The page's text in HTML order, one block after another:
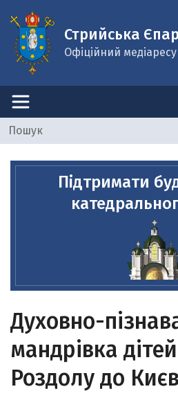
Стрийська
Офіційний
Підтримати
Духовно-
мандрівка
Роздолу до